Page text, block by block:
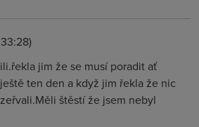
jim že se musí poradit ať
ten den a když jim řekla že nic
štěstí že jsem nebyl